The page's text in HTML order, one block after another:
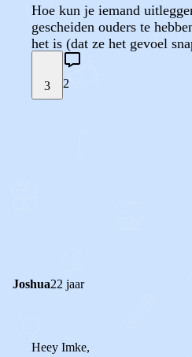
Hoe kun je iemand
gescheiden ouders te
het is (dat ze het gevoel
3 2
Joshua22 jaar
Heey Imke,